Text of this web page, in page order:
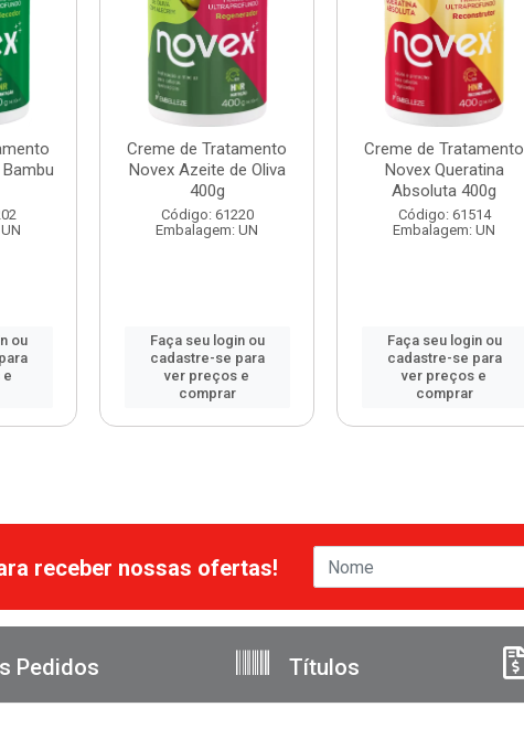
ou
e
Creme de Tratamento
Novex Azeite de Oliva
400g
Código: 61220
Embalagem: UN
Faça seu login ou
cadastre-se para
ver preços e
comprar
Creme de Tratamento
Novex Queratina
Absoluta 400g
Código: 61514
Embalagem: UN
Faça seu login ou
cadastre-se para
ver preços e
comprar
receber nossas ofertas!
Pedidos Títulos